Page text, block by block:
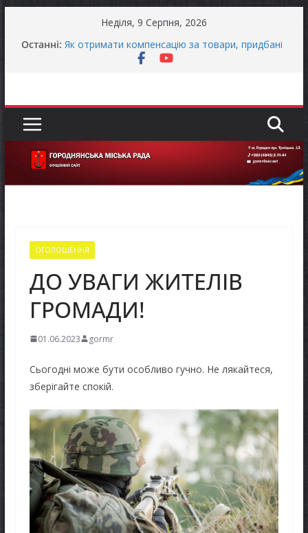
Неділя, 9 Серпня, 2026
Останні: Як отримати компенсацію за товари, придбані
для ветеранського бізнесу
МОВЧАННЯ
ЗАГАЛЬНОНАЦІОНАЛЬНА ХВИЛИНА
МОВЧАННЯ
ОГОЛОШЕННЯ
ДО УВАГИ ЖИТЕЛІВ
ГРОМАДИ!
01.06.2023 gormr
Сьогодні може бути особливо гучно. Не лякайтеся,
зберігайте спокій.